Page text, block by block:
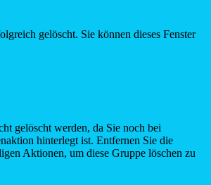
gelöscht. Sie können dieses Fenster
gelöscht werden, da Sie noch bei
hinterlegt ist. Entfernen Sie die
Aktionen, um diese Gruppe löschen zu